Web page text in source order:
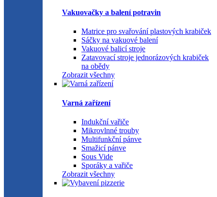
Vakuovačky a balení potravin
Matrice pro svařování plastových krabiček
Sáčky na vakuové balení
Vakuové balicí stroje
Zatavovací stroje jednorázových krabiček
na obědy
Zobrazit všechny
Varná zařízení
Indukční vařiče
Mikrovlnné trouby
Multifunkční pánve
Smažicí pánve
Sous Vide
Sporáky a vařiče
Zobrazit všechny